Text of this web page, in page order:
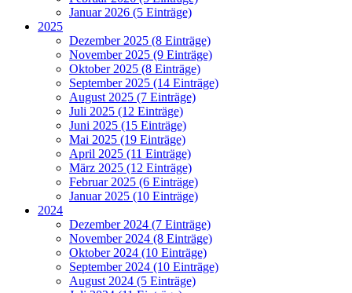
Januar 2026 (5 Einträge)
2025
Dezember 2025 (8 Einträge)
November 2025 (9 Einträge)
Oktober 2025 (8 Einträge)
September 2025 (14 Einträge)
August 2025 (7 Einträge)
Juli 2025 (12 Einträge)
Juni 2025 (15 Einträge)
Mai 2025 (19 Einträge)
April 2025 (11 Einträge)
März 2025 (12 Einträge)
Februar 2025 (6 Einträge)
Januar 2025 (10 Einträge)
2024
Dezember 2024 (7 Einträge)
November 2024 (8 Einträge)
Oktober 2024 (10 Einträge)
September 2024 (10 Einträge)
August 2024 (5 Einträge)